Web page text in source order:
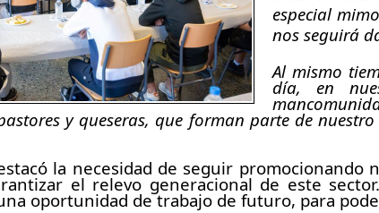
especial
nos seguirá
Al mismo
día, en
y queseras, que forman parte de
la necesidad de seguir
el relevo generacional de este
oportunidad de trabajo de futuro, para